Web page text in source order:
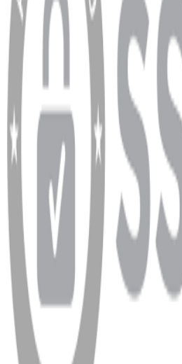
Ödeme ve Teslimat Şartları
Garanti ve İade Şartları
info@dukkanhifi.com
0850 441 40
info@dukkanhifi.com 0850 441 40
Çalışma Saatleri: Pazartesi - Cuma